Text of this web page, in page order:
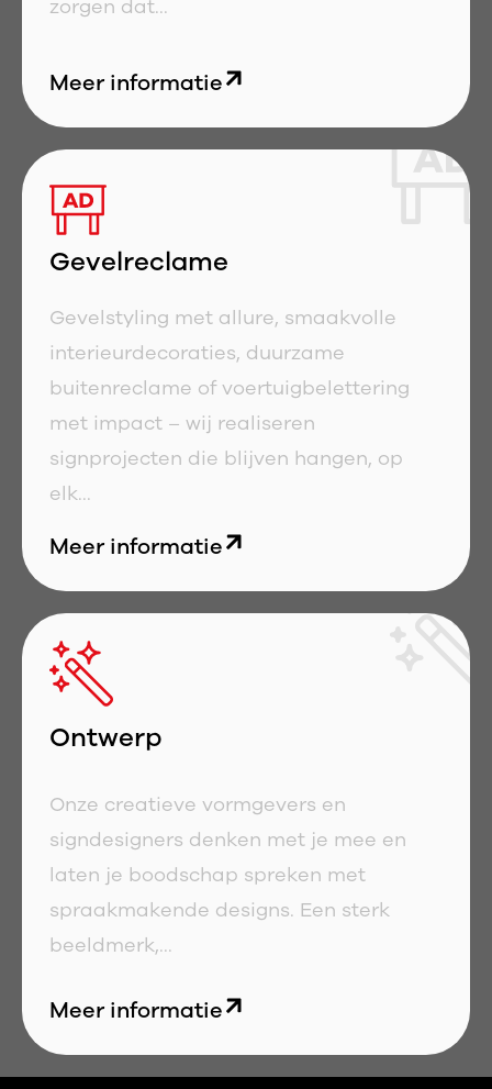
zorgen dat...
Meer informatie
Gevelreclame
Gevelstyling met allure, smaakvolle
interieurdecoraties, duurzame
buitenreclame of voertuigbelettering
met impact – wij realiseren
signprojecten die blijven hangen, op
elk...
Meer informatie
Ontwerp
Onze creatieve vormgevers en
signdesigners denken met je mee en
laten je boodschap spreken met
spraakmakende designs. Een sterk
beeldmerk,...
Meer informatie